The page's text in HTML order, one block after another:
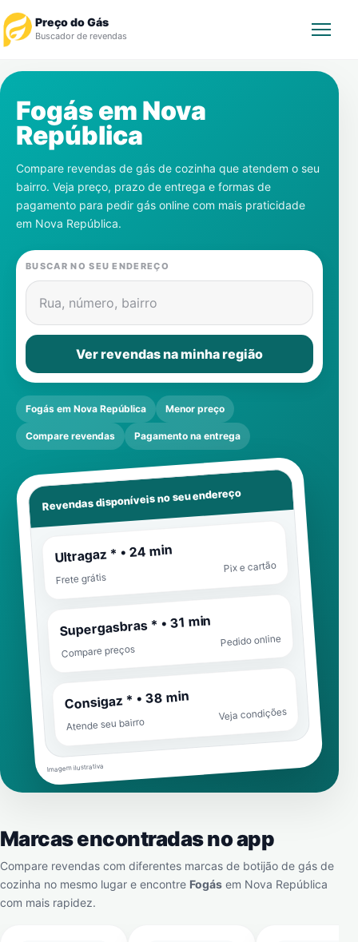
Preço do Gás
Buscador de revendas
Revendedor
Notícias
Cadastre-se
Gás
Contatos
Fogás em Nova
República
Compare revendas de gás de cozinha que atendem o seu
bairro. Veja preço, prazo de entrega e formas de
pagamento para pedir gás online com mais praticidade
em Nova República.
BUSCAR NO SEU ENDEREÇO
Rua, número, bairro
Ver revendas na minha região
Fogás em Nova República Menor preço
Compare revendas Pagamento na entrega
Revendas disponíveis no seu endereço
Ultragaz * • 24 min
Frete grátis
Pix e cartão
Supergasbras * • 31 min
Compare preços
Pedido online
Consigaz * • 38 min
Atende seu bairro
Veja condições
Imagem ilustrativa
Marcas encontradas no app
Compare revendas com diferentes marcas de botijão de gás de
cozinha no mesmo lugar e encontre Fogás em Nova República
com mais rapidez.